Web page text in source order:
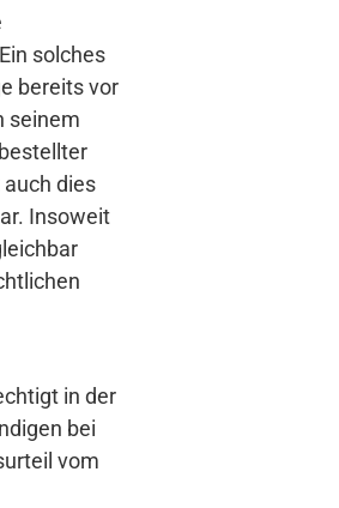
solches
bereits vor
seinem
dies
Insoweit
in der
bei
vom